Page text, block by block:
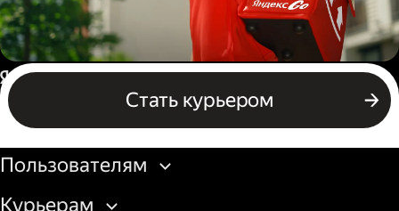
Пеший курьер
Стать курьером
Россия
Бизнесу
Пользователям
Курьерам